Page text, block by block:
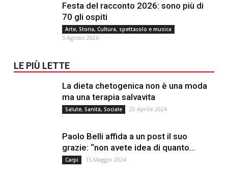
Festa del racconto 2026: sono più di
70 gli ospiti
Arte, Storia, Cultura, spettacolo e musica
5 Agosto 2026
LE PIÙ LETTE
La dieta chetogenica non è una moda
ma una terapia salvavita
Salute, Sanità, Sociale 20 Aprile 2024
Paolo Belli affida a un post il suo
grazie: “non avete idea di quanto...
Carpi 15 Maggio 2024